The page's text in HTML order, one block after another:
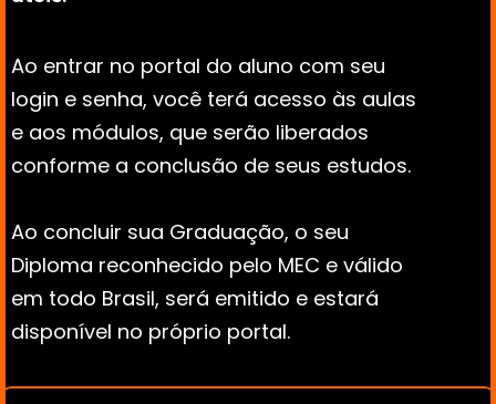
Ao entrar no portal do aluno com seu
login e senha, você terá acesso às aulas
e aos módulos, que serão liberados
conforme a conclusão de seus estudos.
Ao concluir sua Graduação, o seu
Diploma reconhecido pelo MEC e válido
em todo Brasil, será emitido e estará
disponível no próprio portal.